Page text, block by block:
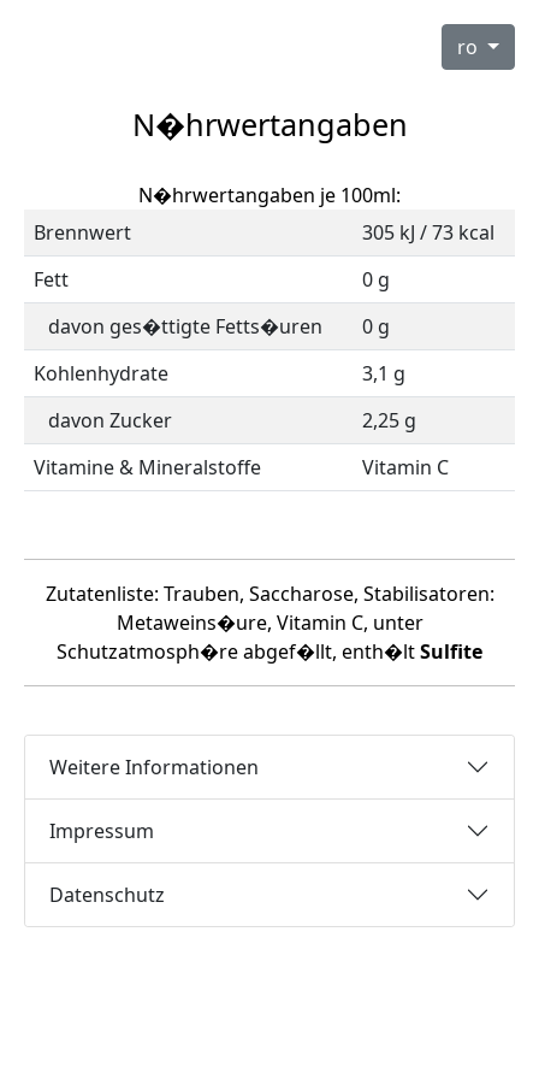
ro
N�hrwertangaben
N�hrwertangaben je 100ml:
Brennwert
305 kJ / 73 kcal
Fett
0 g
davon ges�ttigte Fetts�uren
0 g
Kohlenhydrate
3,1 g
davon Zucker
2,25 g
Vitamine & Mineralstoffe
Vitamin C
Zutatenliste: Trauben, Saccharose, Stabilisatoren:
Metaweins�ure, Vitamin C, unter
Schutzatmosph�re abgef�llt, enth�ltSulfite
Weitere Informationen
Impressum
Datenschutz